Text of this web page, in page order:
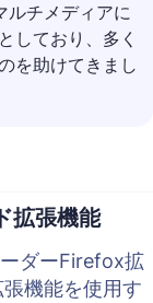
ルチメディアに
しており、多く
を助けてきまし
拡張機能
ダーFirefox拡
機能を使用す